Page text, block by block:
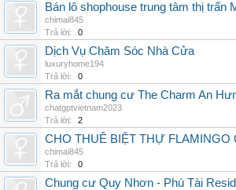
Bán lô shophouse trung tâm thị trấn
chimai845
Trả lời:
0
Dịch Vụ Chăm Sóc Nhà Cửa
luxuryhome194
Trả lời:
0
Ra mắt chung cư The Charm An
chatgptvietnam2023
Trả lời:
2
CHO THUÊ BIỆT THỰ FLAMINGO
chimai845
Trả lời:
0
Chung cư Quy Nhơn - Phú Tài